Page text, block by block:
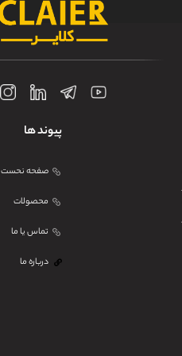
پیوند ها
صفحه نحست
محصولات
تماس یا ما
درباره ما